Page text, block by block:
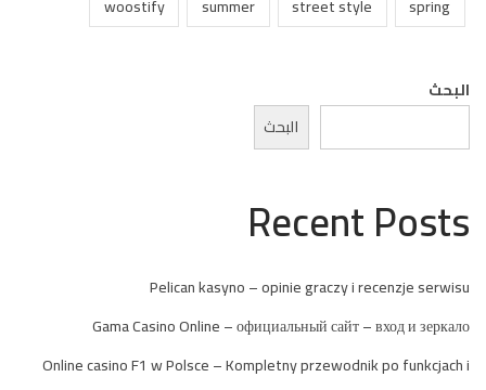
spring
street style
summer
woostify
البحث
البحث
Recent Posts
Pelican kasyno – opinie graczy i recenzje serwisu
Gama Casino Online – официальный сайт – вход и зеркало
Online casino F1 w Polsce – Kompletny przewodnik po funkcjach i